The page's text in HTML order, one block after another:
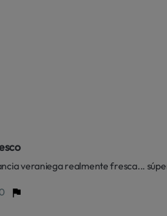
veraniega realmente fresca...
0